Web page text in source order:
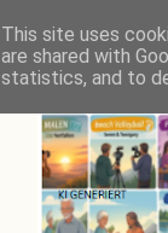
This site uses
are shared with
statistics, and to